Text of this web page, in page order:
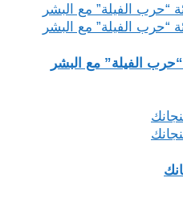
“حرب الفيلة” مع البشر